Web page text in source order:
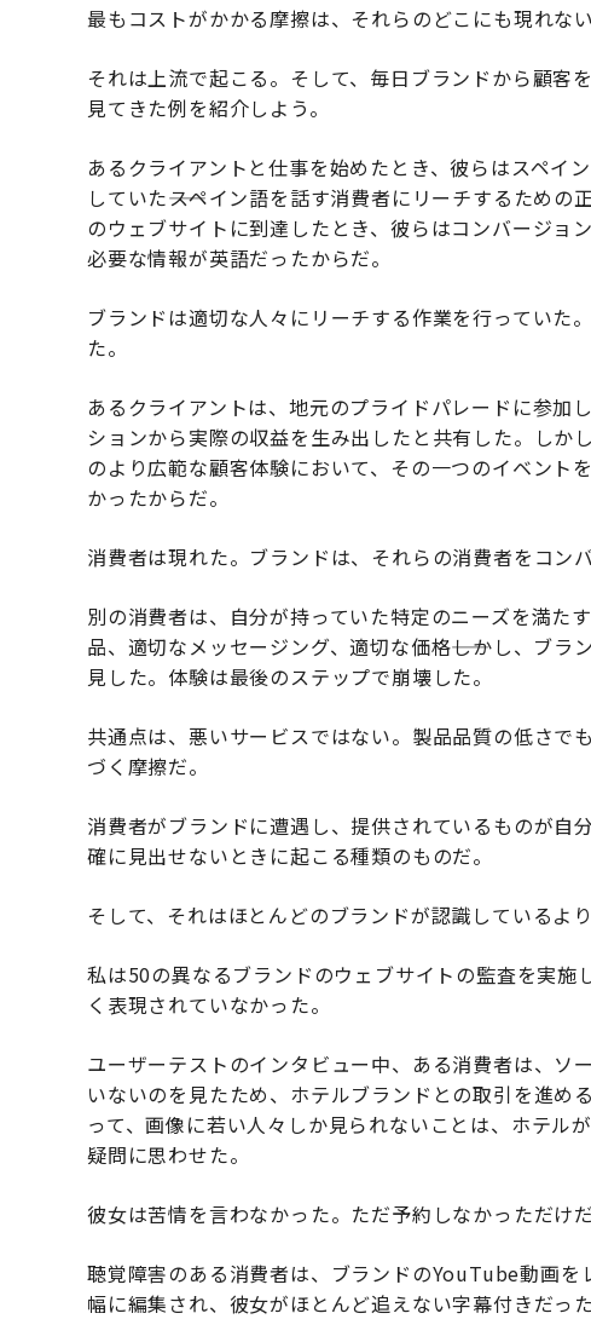
最もコストがかかる摩擦は、それらのどこにも現れない
それは上流で起こる。そして、毎日ブランドから顧客
見てきた例を紹介しよう。
あるクライアントと仕事を始めたとき、彼らはスペイ
していた――スペイン語を話す消費者にリーチするため
のウェブサイトに到達したとき、彼らはコンバージョ
必要な情報が英語だったからだ。
ブランドは適切な人々にリーチする作業を行っていた
た。
あるクライアントは、地元のプライドパレードに参加
ションから実際の収益を生み出したと共有した。しか
のより広範な顧客体験において、その一つのイベント
かったからだ。
消費者は現れた。ブランドは、それらの消費者をコン
別の消費者は、自分が持っていた特定のニーズを満た
品、適切なメッセージング、適切な価格――しかし、ブ
見した。体験は最後のステップで崩壊した。
共通点は、悪いサービスではない。製品品質の低さで
づく摩擦だ。
消費者がブランドに遭遇し、提供されているものが自
確に見出せないときに起こる種類のものだ。
そして、それはほとんどのブランドが認識しているよ
私は50の異なるブランドのウェブサイトの監査を実
く表現されていなかった。
ユーザーテストのインタビュー中、ある消費者は、ソ
いないのを見たため、ホテルブランドとの取引を進める
って、画像に若い人々しか見られないことは、ホテル
疑問に思わせた。
彼女は苦情を言わなかった。ただ予約しなかっただけだ
聴覚障害のある消費者は、ブランドのYouTube動画を
幅に編集され、彼女がほとんど追えない字幕付きだっ